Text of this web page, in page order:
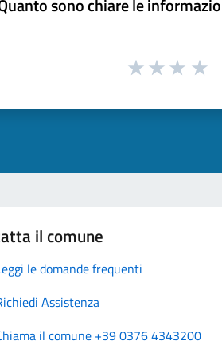
sono chiare le
il comune
le domande frequenti
Assistenza
il comune +39 0376 4343200